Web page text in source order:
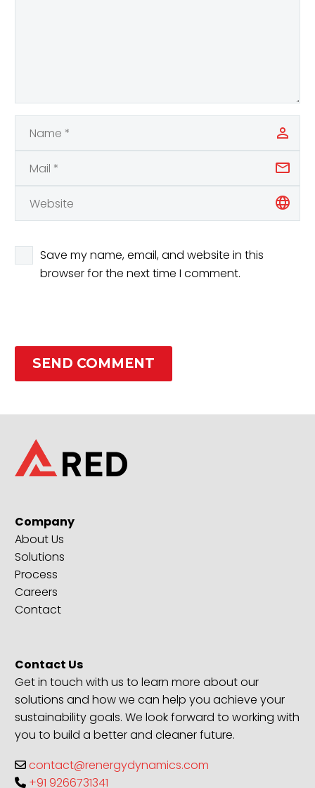
Save my name, email, and website in this
browser for the next time I comment.
SEND COMMENT
Company
About Us
Solutions
Process
Careers
Contact
Contact Us
Get in touch with us to learn more about our
solutions and how we can help you achieve your
sustainability goals. We look forward to working with
you to build a better and cleaner future.
contact@renergydynamics.com
+91 9266731341